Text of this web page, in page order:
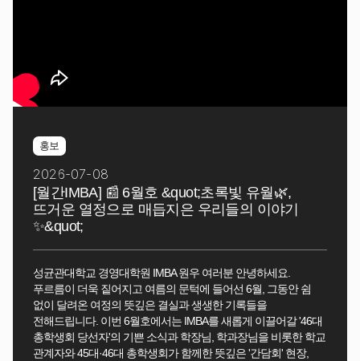
홍보
2026-07-08
[월간IMBA] 📰 6월호 &quot;초록빛 유월🌿,
뜨거운 열정으로 매듭지은 우리들의 이야기
✨&quot;
성균관대학교 경영대학원 IMBA 원우 여러분 안녕하세요.
푸르름이 더욱 짙어지고 여름의 문턱에 들어선 6월, 그동안 쉼
없이 달려온 여정의 뜻깊은 결실과 생생한 기록들을
전해드립니다. 이번 6월호에서는 IMBA를 새롭게 이끌어갈 '46대
총학생회 당선자'의 기쁜 소식과 학장님, 학과장님을 비롯한 학교
관계자와 45대·46대 총학생회가 함께한 뜻깊은 '간담회' 현장,